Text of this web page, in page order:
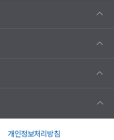
개인정보처리방침